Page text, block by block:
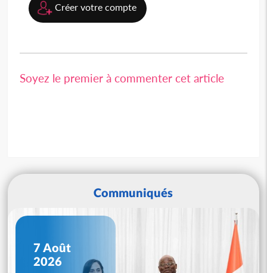
Créer votre compte
Soyez le premier à commenter cet article
Communiqués
7 Août
2026